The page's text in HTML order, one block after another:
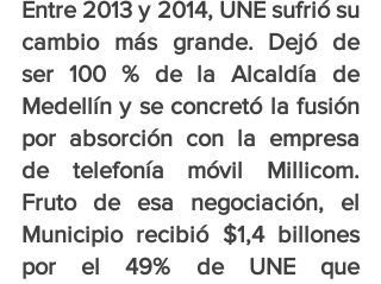
Entre 2013 y 2014, UNE sufrió su
cambio más grande. Dejó de
ser 100 % de la Alcaldía de
Medellín y se concretó la fusión
por absorción con la empresa
de telefonía móvil Millicom.
Fruto de esa negociación, el
Municipio recibió $1,4 billones
por el 49% de UNE que